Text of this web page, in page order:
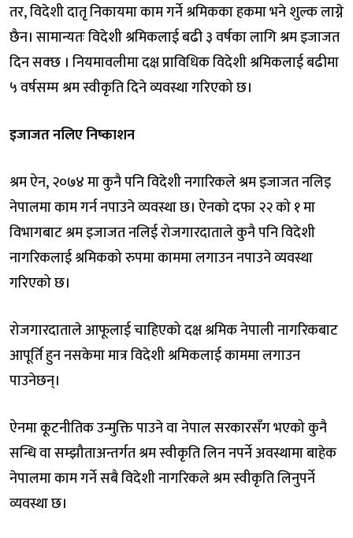
तर, विदेशी दातृ निकायमा काम गर्ने श्रमिकका हकमा भने शुल्क लाग्ने
छैन। सामान्यतः विदेशी श्रमिकलाई बढी ३ वर्षका लागि श्रम इजाजत
दिन सक्छ । नियमावलीमा दक्ष प्राविधिक विदेशी श्रमिकलाई बढीमा
५ वर्षसम्म श्रम स्वीकृति दिने व्यवस्था गरिएको छ।
इजाजत नलिए निष्काशन
श्रम ऐन, २०७४ मा कुनै पनि विदेशी नगारिकले श्रम इजाजत नलिइ
नेपालमा काम गर्न नपाउने व्यवस्था छ। ऐनको दफा २२ को १ मा
विभागबाट श्रम इजाजत नलिई रोजगारदाताले कुनै पनि विदेशी
नागरिकलाई श्रमिकको रुपमा काममा लगाउन नपाउने व्यवस्था
गरिएको छ।
रोजगारदाताले आफूलाई चाहिएको दक्ष श्रमिक नेपाली नागरिकबाट
आपूर्ति हुन नसकेमा मात्र विदेशी श्रमिकलाई काममा लगाउन
पाउनेछन्।
ऐनमा कूटनीतिक उन्मुक्ति पाउने वा नेपाल सरकारसँग भएको कुनै
सन्धि वा सम्झौताअन्तर्गत श्रम स्वीकृति लिन नपर्ने अवस्थामा बाहेक
नेपालमा काम गर्ने सबै विदेशी नागरिकले श्रम स्वीकृति लिनुपर्ने
व्यवस्था छ।